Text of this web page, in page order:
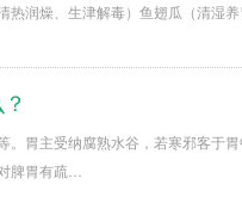
润燥、生津解毒）鱼翅瓜（清湿
胃主受纳腐熟水谷，若寒邪客于
脾胃有疏…